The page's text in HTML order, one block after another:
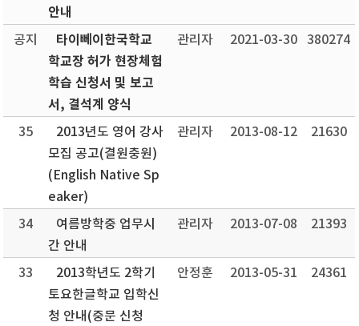
안내
공지
타이뻬이한국학교
학교장 허가 현장체험
학습 신청서 및 보고
서, 결석계 양식
관리자 2021-03-30 380274
35
2013년도 영어 강사
모집 공고(결원충원)
(English Native Sp
eaker)
관리자 2013-08-12 21630
34
여름방학중 업무시
간 안내
관리자 2013-07-08 21393
33
2013학년도 2학기
토요한글학교 입학신
청 안내(중문 신청
안정훈 2013-05-31 24361